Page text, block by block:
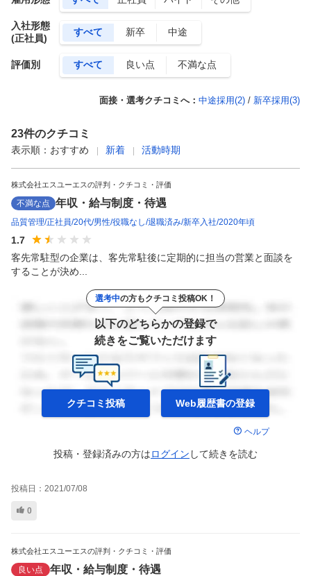
入社形態
(正社員)
すべて 新卒 中途
評価別 すべて 良い点 不満な点
面接・選考クチコミへ： 中途採用(2) / 新卒採用(3)
23件のクチコミ
表示順： おすすめ 新着 活動時期
株式会社エスユーエスの評判・クチコミ・評価
不満な点 年収・給与制度・待遇
品質管理 正社員 20代 男性 役職なし 退職済み 新卒入社 2020年頃
1.7
客先常駐型の企業は、客先常駐後に定期的に担当の営業と面談を
することが決め...
選考中の方もクチコミ投稿OK！
以下のどちらかの登録で
続きをご覧いただけます
クチコミ投稿 Web履歴書の登録
ヘルプ
投稿・登録済みの方はログイン して続きを読む
投稿日： 2021/07/08
0
株式会社エスユーエスの評判・クチコミ・評価
良い点 年収・給与制度・待遇